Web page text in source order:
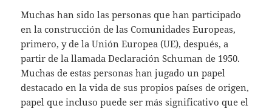
Muchas han sido las personas que han participado
en la construcción de las Comunidades Europeas,
primero, y de la Unión Europea (UE), después, a
partir de la llamada Declaración Schuman de 1950.
Muchas de estas personas han jugado un papel
destacado en la vida de sus propios países de origen,
papel que incluso puede ser más significativo que el